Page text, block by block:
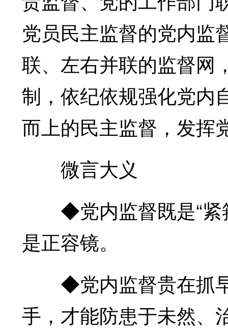
党员民主监督的党内监
联、左右并联的监督网
制，依纪依规强化党内
而上的民主监督，发挥
微言大义
◆党内监督既是“紧
是正容镜。
◆党内监督贵在抓早
手，才能防患于未然、